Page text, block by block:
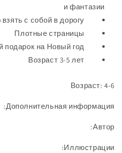
и фантазии
с собой в дорогу
Плотные страницы
подарок на Новый год
Возраст 3-5 лет
Возраст: 4-6
Дополнительная информация:
Автор:
Иллюстрации: